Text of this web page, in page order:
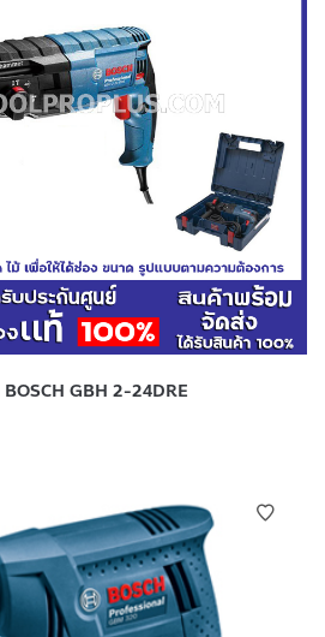
BOSCH GBH 2-24DRE